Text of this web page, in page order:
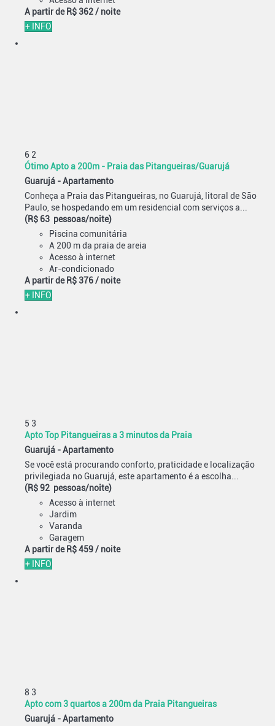
A partir de R$ 362/ noite
+ INFO
6 2
Ótimo Apto a 200m - Praia das Pitangueiras/Guarujá
Guarujá -Apartamento
Conheça a Praia das Pitangueiras, no Guarujá, litoral de São
Paulo, se hospedando em um residencial com serviços a...
(R$ 63 pessoas/noite)
Piscina comunitária
A 200 m da praia de areia
Acesso à internet
Ar-condicionado
A partir de R$ 376/ noite
+ INFO
5 3
Apto Top Pitangueiras a 3 minutos da Praia
Guarujá -Apartamento
Se você está procurando conforto, praticidade e localização
privilegiada no Guarujá, este apartamento é a escolha...
(R$ 92 pessoas/noite)
Acesso à internet
Jardim
Varanda
Garagem
A partir de R$ 459/ noite
+ INFO
8 3
Apto com 3 quartos a 200m da Praia Pitangueiras
Guarujá -Apartamento